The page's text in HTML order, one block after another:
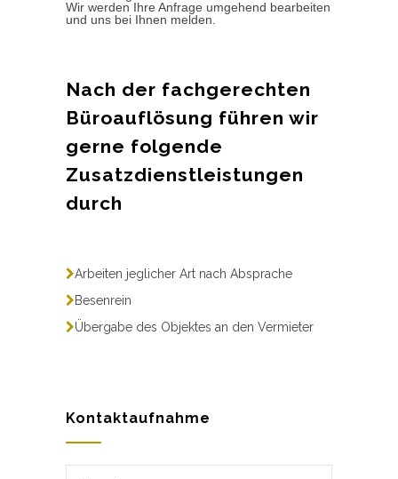
Wir werden Ihre Anfrage umgehend bearbeiten
und uns bei Ihnen melden.
Nach der fachgerechten
Büroauflösung führen wir
gerne folgende
Zusatzdienstleistungen
durch
Arbeiten jeglicher Art nach Absprache
Besenrein
Übergabe des Objektes an den Vermieter
Kontaktaufnahme